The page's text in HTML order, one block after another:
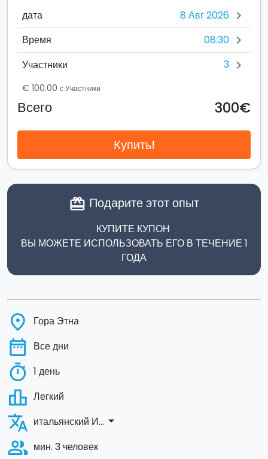
дата chevron_right
Время 08:30 chevron_right
Участники 3 chevron_right
€ 100.00 с Участники
Всего 300€
Купить!
card_giftcard Подарите этот опыт
КУПИТЕ КУПОН
ВЫ МОЖЕТЕ ИСПОЛЬЗОВАТЬ ЕГО В ТЕЧЕНИЕ 1
ГОДА
place Гора Этна
date_range Все дни
timer 1 день
leaderboard Легкий
translate итальянский И... arrow_drop_down
people_alt мин. 3 человек